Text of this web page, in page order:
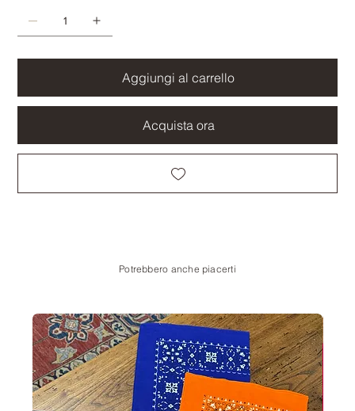
Aggiungi al carrello
Acquista ora
Potrebbero anche piacerti